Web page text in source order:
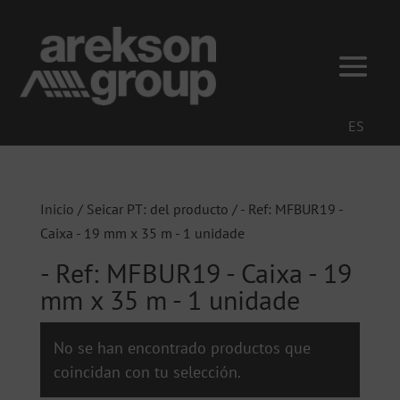
ES
Inicio / Seicar PT: del producto / - Ref: MFBUR19 -
Caixa - 19 mm x 35 m - 1 unidade
- Ref: MFBUR19 - Caixa - 19
mm x 35 m - 1 unidade
No se han encontrado productos que
coincidan con tu selección.